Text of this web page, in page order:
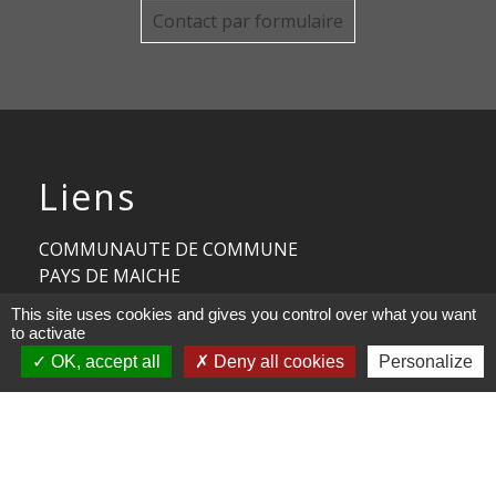
Contact par formulaire
Liens
COMMUNAUTE DE COMMUNE
PAYS DE MAICHE
PAYS HORLOGER
LES TERRES DE CHAUX
This site uses cookies and gives you control over what you want
to activate
OK, accept all
Deny all cookies Personalize